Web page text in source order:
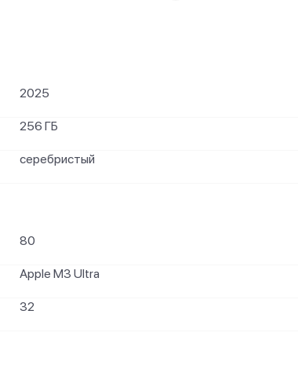
2025
256 ГБ
серебристый
80
Apple M3 Ultra
32